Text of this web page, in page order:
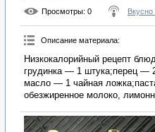
Просмотры: 0
Описание материала:
Низкокалорийный рецепт
грудинка — 1 штука;перец —
масло — 1 чайная
обезжиренное молоко,